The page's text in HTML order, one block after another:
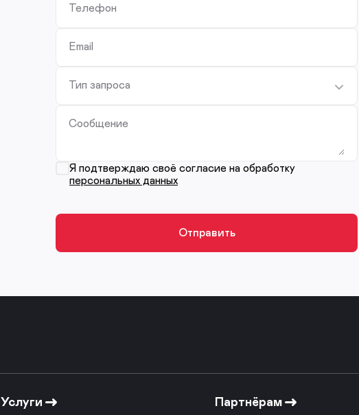
Телефон
Email
Тип запроса
Сообщение
Я подтверждаю своё согласие на обработку
персональных данных
Услуги Партнёрам